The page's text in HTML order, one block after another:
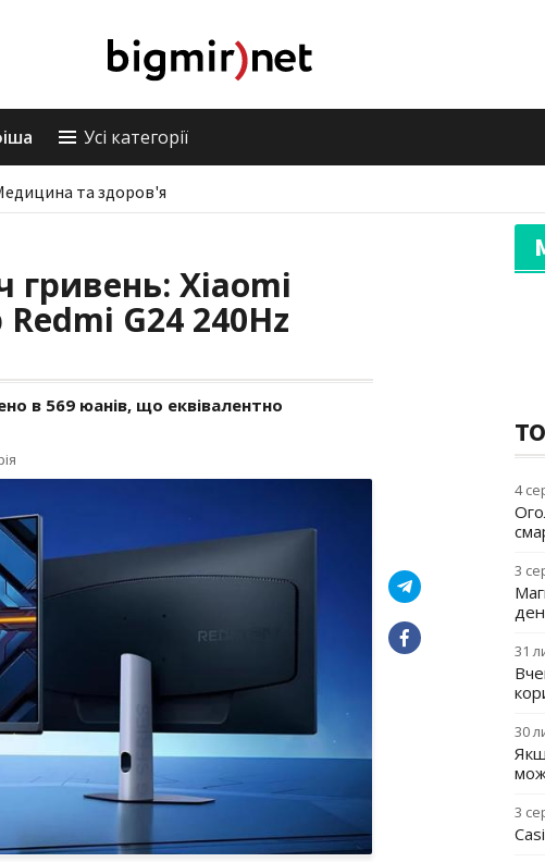
Усі категорії
та здоров'я
гривень: Xiaomi
G24 240Hz
в 569 юанів, що еквівалентно
4
3
31
30
3